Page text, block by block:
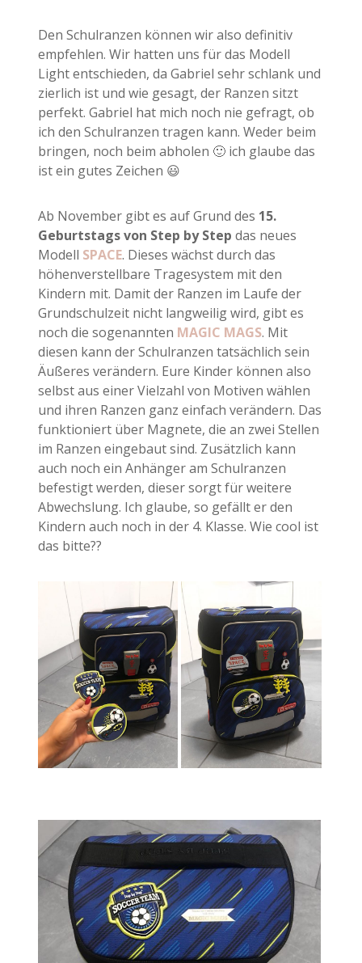
Den Schulranzen können wir also definitiv
empfehlen. Wir hatten uns für das Modell
Light entschieden, da Gabriel sehr schlank und
zierlich ist und wie gesagt, der Ranzen sitzt
perfekt. Gabriel hat mich noch nie gefragt, ob
ich den Schulranzen tragen kann. Weder beim
bringen, noch beim abholen 🙂 ich glaube das
ist ein gutes Zeichen 😃
Ab November gibt es auf Grund des 15.
Geburtstags von Step by Step das neues
Modell SPACE. Dieses wächst durch das
höhenverstellbare Tragesystem mit den
Kindern mit. Damit der Ranzen im Laufe der
Grundschulzeit nicht langweilig wird, gibt es
noch die sogenannten MAGIC MAGS. Mit
diesen kann der Schulranzen tatsächlich sein
Äußeres verändern. Eure Kinder können also
selbst aus einer Vielzahl von Motiven wählen
und ihren Ranzen ganz einfach verändern. Das
funktioniert über Magnete, die an zwei Stellen
im Ranzen eingebaut sind. Zusätzlich kann
auch noch ein Anhänger am Schulranzen
befestigt werden, dieser sorgt für weitere
Abwechslung. Ich glaube, so gefällt er den
Kindern auch noch in der 4. Klasse. Wie cool ist
das bitte??